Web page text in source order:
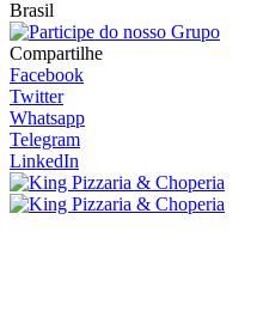
Brasil
Compartilhe
Facebook
Twitter
Whatsapp
Telegram
LinkedIn